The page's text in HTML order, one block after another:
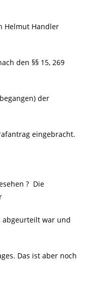
Helmut Handler
den §§ 15, 269
der
eingebracht.
? Die
abgeurteilt war und
Das ist aber noch